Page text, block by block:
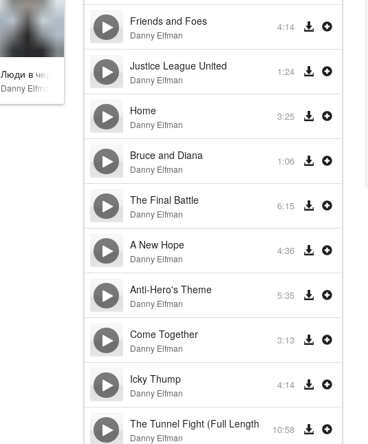
Люди в черном: Интернэшнл
Danny Elfman
Friends and Foes
Danny Elfman
4:14
Justice League United
Danny Elfman
1:24
Home
Danny Elfman
3:25
Bruce and Diana
Danny Elfman
1:06
The Final Battle
Danny Elfman
6:15
A New Hope
Danny Elfman
4:36
Anti-Hero's Theme
Danny Elfman
5:35
Come Together
Danny Elfman
3:13
Icky Thump
Danny Elfman
4:14
The Tunnel Fight (Full Length Bonus Track)
Danny Elfman
10:58